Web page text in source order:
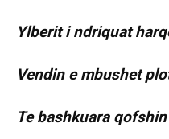
Ylberit i ndriquat
Vendin e mbushet
Te bashkuara